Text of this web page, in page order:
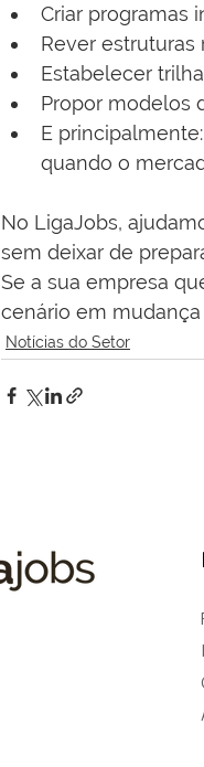
Criar programas
Rever estruturas
Estabelecer
Propor modelos
E
quando o
No LigaJobs,
sem deixar de
Se a sua empresa
cenário em
Notícias do Setor